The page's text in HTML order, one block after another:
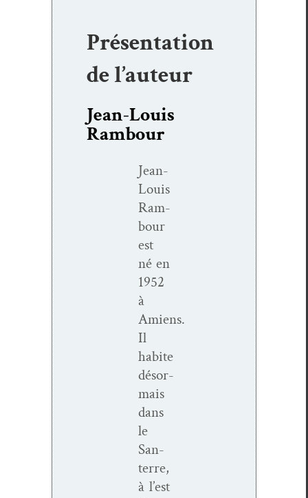
Présentation
de l’auteur
Jean-Louis
Rambour
Jean-
Louis
Ram­
bour
est
né en
1952
à
Amiens.
Il
habite
désor­
mais
dans
le
San­
terre,
à l’est